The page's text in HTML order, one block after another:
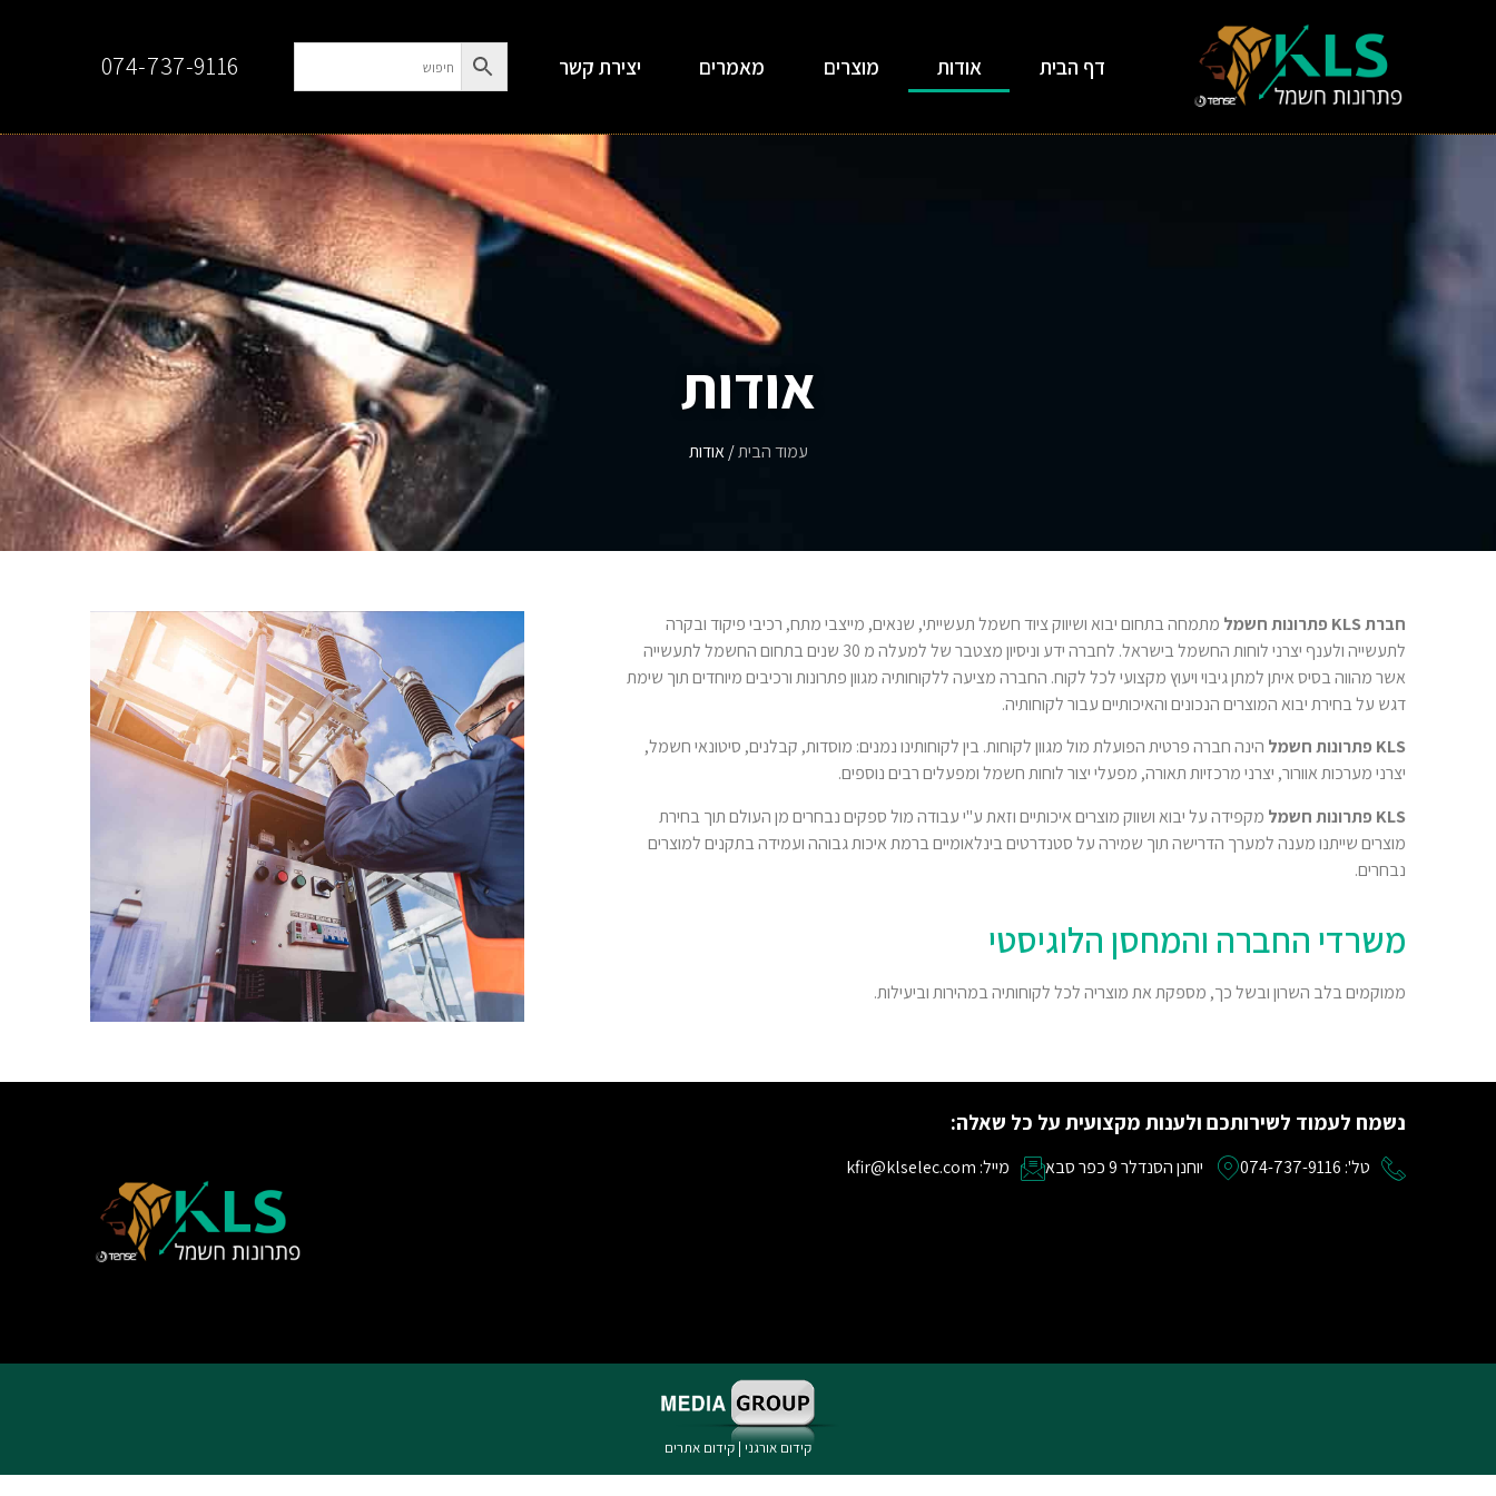
דף הבית אודות מוצרים מאמרים יצירת קשר 074-737-9116
אודות
עמוד הבית/ אודות
חברת KLS פתרונות חשמל
מתמחה בתחום יבוא ושיווק ציוד חשמל תעשייתי, שנאים, מייצבי מתח, רכיבי פיקוד ובקרה
לתעשייה ולענף יצרני לוחות החשמל בישראל. לחברה ידע וניסיון מצטבר של למעלה מ 30 שנים בתחום החשמל לתעשייה
אשר מהווה בסיס איתן למתן גיבוי ויעוץ מקצועי לכל לקוח. החברה מציעה ללקוחותיה מגוון פתרונות ורכיבים מיוחדים תוך שימת
דגש על בחירת יבוא המוצרים הנכונים והאיכותיים עבור לקוחותיה.
KLS פתרונות חשמל
הינה חברה פרטית הפועלת מול מגוון לקוחות. בין לקוחותינו נמנים: מוסדות, קבלנים, סיטונאי חשמל,
יצרני מערכות אוורור, יצרני מרכזיות תאורה, מפעלי יצור לוחות חשמל ומפעלים רבים נוספים.
KLS פתרונות חשמל
מקפידה על יבוא ושווק מוצרים איכותיים וזאת ע"י עבודה מול ספקים נבחרים מן העולם תוך בחירת
מוצרים שייתנו מענה למערך הדרישה תוך שמירה על סטנדרטים בינלאומיים ברמת איכות גבוהה ועמידה בתקנים למוצרים
נבחרים.
משרדי החברה והמחסן הלוגיסטי
ממוקמים בלב השרון ובשל כך, מספקת את מוצריה לכל לקוחותיה במהירות וביעילות.
נשמח לעמוד לשירותכם ולענות מקצועית על כל שאלה:
טל': 074-737-9116 יוחנן הסנדלר 9 כפר סבא מייל: kfir@klselec.com
קידום אורגני| קידום אתרים